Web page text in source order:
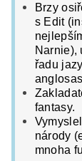
Brzy
s Edit
Narnie),
řadu
fantasy.
národy
mnoha